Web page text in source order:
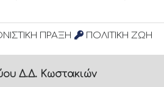
ΠΡΑΞΗ ΠΟΛΙΤΙΚΗ ΖΩΗ
Δ.Δ. Κωστακιών